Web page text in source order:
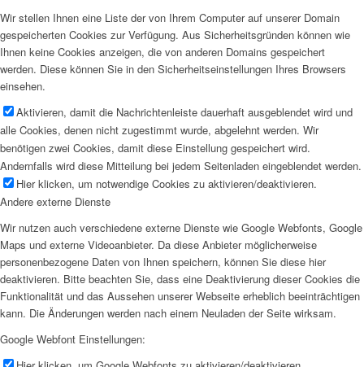
Wir stellen Ihnen eine Liste der von Ihrem Computer auf unserer Domain
gespeicherten Cookies zur Verfügung. Aus Sicherheitsgründen können wie
Ihnen keine Cookies anzeigen, die von anderen Domains gespeichert
werden. Diese können Sie in den Sicherheitseinstellungen Ihres Browsers
einsehen.
Aktivieren, damit die Nachrichtenleiste dauerhaft ausgeblendet wird und
alle Cookies, denen nicht zugestimmt wurde, abgelehnt werden. Wir
benötigen zwei Cookies, damit diese Einstellung gespeichert wird.
Andernfalls wird diese Mitteilung bei jedem Seitenladen eingeblendet werden.
Hier klicken, um notwendige Cookies zu aktivieren/deaktivieren.
Andere externe Dienste
Wir nutzen auch verschiedene externe Dienste wie Google Webfonts, Google
Maps und externe Videoanbieter. Da diese Anbieter möglicherweise
personenbezogene Daten von Ihnen speichern, können Sie diese hier
deaktivieren. Bitte beachten Sie, dass eine Deaktivierung dieser Cookies die
Funktionalität und das Aussehen unserer Webseite erheblich beeinträchtigen
kann. Die Änderungen werden nach einem Neuladen der Seite wirksam.
Google Webfont Einstellungen: